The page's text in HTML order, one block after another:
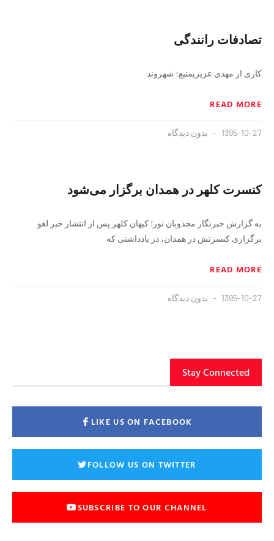
تصادفات رانندگی
کاری از مهدی عزیزیمنبع: شهروند
READ MORE
1395-10-27 بدون دیدگاه
کنسرت کلهر در همدان برگزار می‌شود
به گزارش خبرنگار مجذوبان نور؛ کیهان کلهر پس از انتشار خبر لغو
برگزاری کنسرتش در همدان، در يادداشتى كه
READ MORE
1395-10-27 بدون دیدگاه
Stay Connected
LIKE US ON FACEBOOK
FOLLOW US ON TWITTER
SUBSCRIBE TO OUR CHANNEL